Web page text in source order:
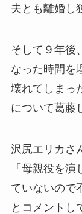
夫とも離婚し
そして９年後
なった時間を
壊れてしまっ
について葛藤
沢尻エリカさ
「母親役を
ていないので
とコメントし